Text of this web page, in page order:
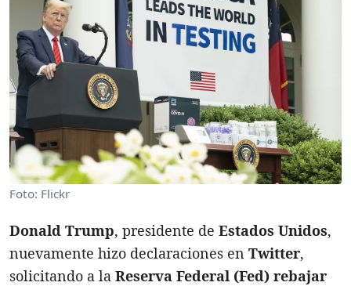
Foto: Flickr
Donald Trump, presidente de Estados Unidos,
nuevamente hizo declaraciones en Twitter,
solicitando a la Reserva Federal (Fed) rebajar